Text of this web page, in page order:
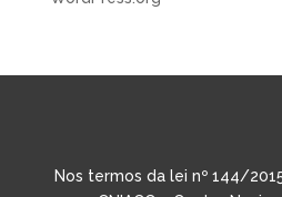
Nos termos da lei nº 144/